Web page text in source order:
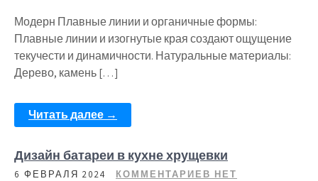
Модерн Плавные линии и органичные формы:
Плавные линии и изогнутые края создают ощущение
текучести и динамичности. Натуральные материалы:
Дерево, камень […]
Читать далее →
Дизайн батареи в кухне хрущевки
6 ФЕВРАЛЯ 2024 КОММЕНТАРИЕВ НЕТ